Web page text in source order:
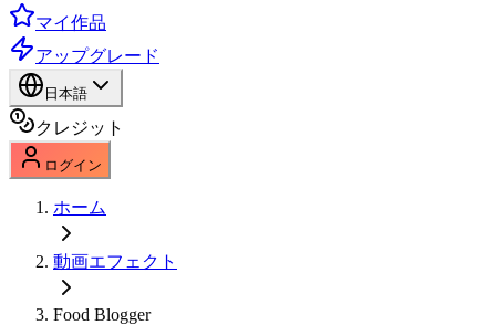
マイ作品
アップグレード
日本語
クレジット
ログイン
ホーム
動画エフェクト
Food Blogger